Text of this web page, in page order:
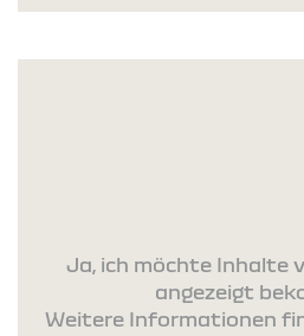
Ja, ich möchte Inhalte
angezeigt
Weitere Informationen